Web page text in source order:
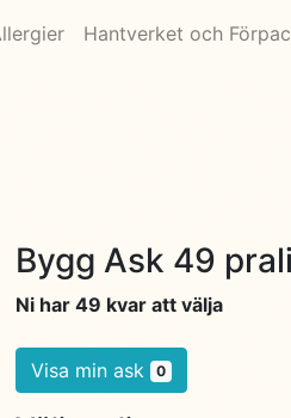
Hantverket och
Bygg Ask 49
Ni har 49 kvar att välja
Visa min ask 0